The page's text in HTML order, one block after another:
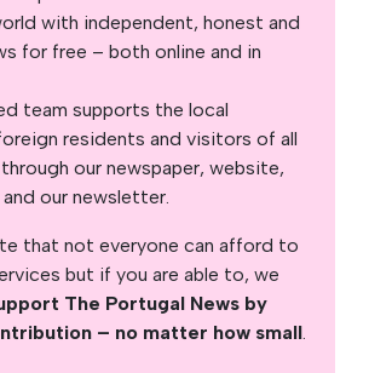
with independent, honest and
for free – both online and in
team supports the local
residents and visitors of all
our newspaper, website,
our newsletter.
that not everyone can afford to
but if you are able to, we
The Portugal News by
– no matter how small.